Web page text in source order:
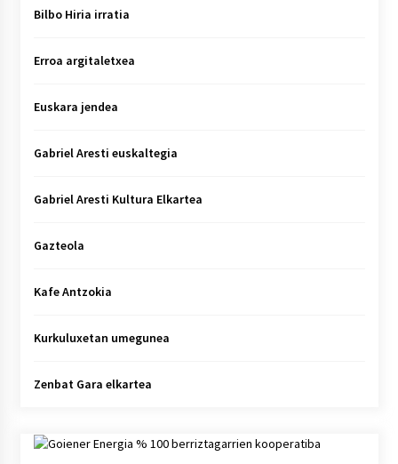
Bilbo Hiria irratia
Erroa argitaletxea
Euskara jendea
Gabriel Aresti euskaltegia
Gabriel Aresti Kultura Elkartea
Gazteola
Kafe Antzokia
Kurkuluxetan umegunea
Zenbat Gara elkartea